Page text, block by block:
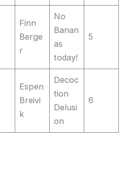
Finn
Berge
r
No
Banan
as
today!
5
Espen
Breivi
k
Decoc
tion
Delusi
on
6